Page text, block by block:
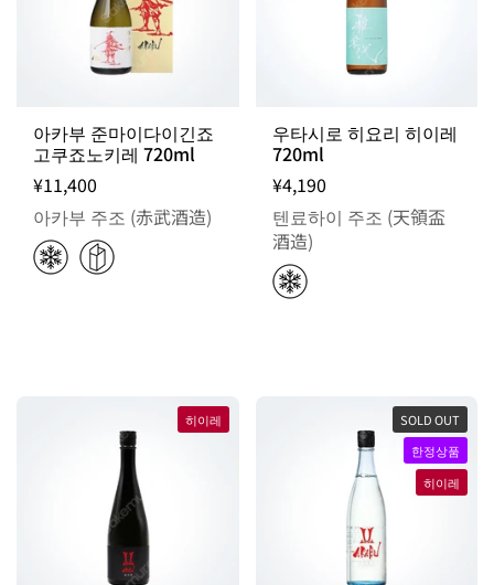
아카부 준마이다이긴죠
고쿠죠노키레 720ml
¥11,400
아카부 주조 (赤武酒造)
우타시로 히요리 히이레
720ml
¥4,190
텐료하이 주조 (天領盃
酒造)
히이레
SOLD OUT
한정상품
히이레